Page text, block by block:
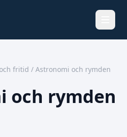
fritid / Astronomi och rymden
och rymden